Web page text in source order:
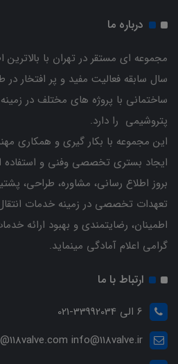
درباره ما
سال سابقه فعالیت مفید و پر افتخار
ساختمانی با پروژه های مختلف در
پتروشیمی را دارد.
این مجموعه با بکار گیری و همکاری
ایجاد بستری تخصصی وفنی و استفاده
بروز اطلاع رسانی، مشاوره، طراحی،
تعهدات تخصصی در زمینه خدمات
اطمینان، رضایتمندی و بهبود ارائه
گرامی اعلام آمادگی مینماید.
ارتباط با ما
6 الی 33992034-021
info@118valve.ir